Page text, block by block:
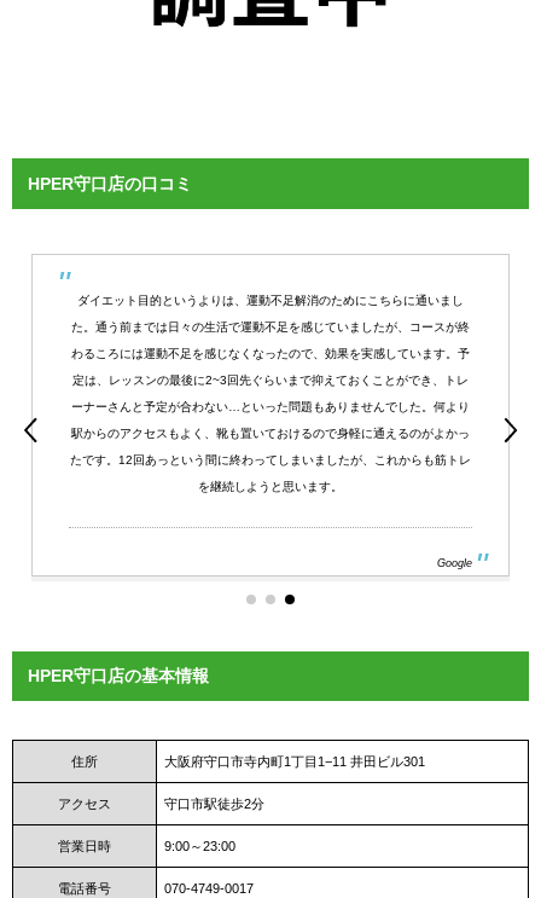
HPER守口店の口コミ
ダイエット目的というよりは、運動不足解消のためにこちらに通いまし
た。通う前までは日々の生活で運動不足を感じていましたが、コースが終
わるころには運動不足を感じなくなったので、効果を実感しています。予
定は、レッスンの最後に2~3回先ぐらいまで抑えておくことができ、トレ
ーナーさんと予定が合わない…といった問題もありませんでした。何より
駅からのアクセスもよく、靴も置いておけるので身軽に通えるのがよかっ
たです。12回あっという間に終わってしまいましたが、これからも筋トレ
を継続しようと思います。
Google
HPER守口店の基本情報
住所 大阪府守口市寺内町1丁目1−11 井田ビル301
アクセス 守口市駅徒歩2分
営業日時 9:00～23:00
電話番号 070-4749-0017